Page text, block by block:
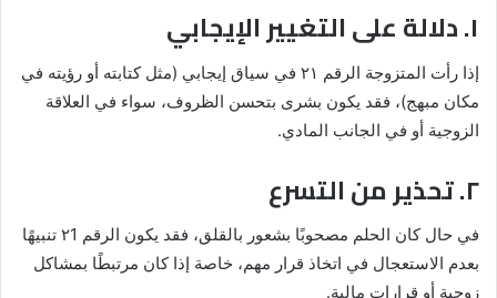
١. دلالة على التغيير الإيجابي
إذا رأت المتزوجة الرقم ٢١ في سياق إيجابي (مثل كتابته أو رؤيته في
مكان مبهج)، فقد يكون بشرى بتحسن الظروف، سواء في العلاقة
الزوجية أو في الجانب المادي.
٢. تحذير من التسرع
في حال كان الحلم مصحوبًا بشعور بالقلق، فقد يكون الرقم ٢1 تنبيهًا
بعدم الاستعجال في اتخاذ قرار مهم، خاصة إذا كان مرتبطًا بمشاكل
زوجية أو قرارات مالية.